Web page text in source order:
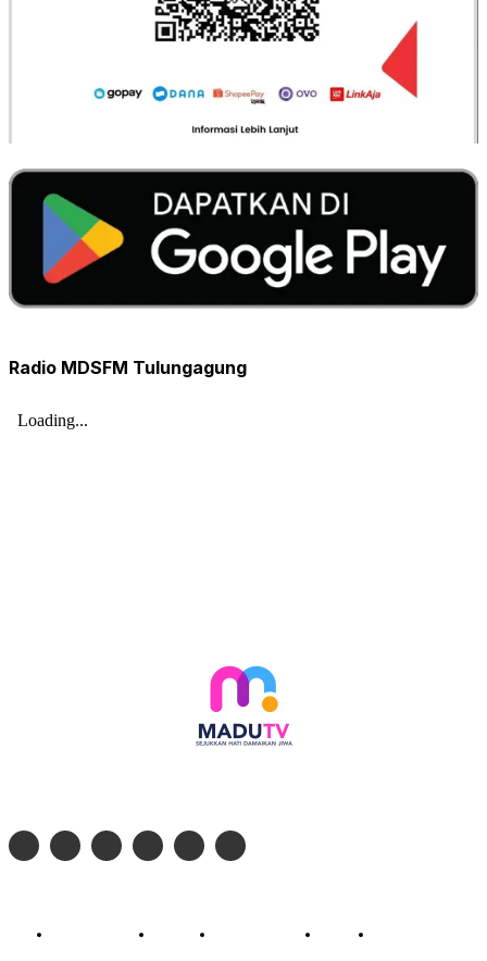
Radio MDSFM Tulungagung
Profil Madu TV Redaksi Pedoman Siber Kontak